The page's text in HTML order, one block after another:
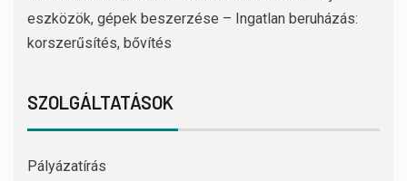
eszközök, gépek beszerzése – Ingatlan beruházás:
korszerűsítés, bővítés
SZOLGÁLTATÁSOK
Pályázatírás